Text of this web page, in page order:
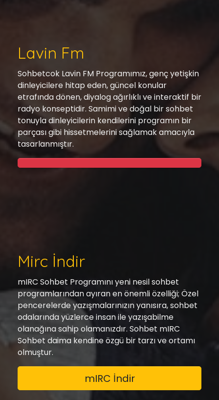
Lavin Fm
Sohbetcok Lavin FM Programımız, genç yetişkin
dinleyicilere hitap eden, güncel konular
etrafında dönen, diyalog ağırlıklı ve interaktif bir
radyo konseptidir. Samimi ve doğal bir sohbet
tonuyla dinleyicilerin kendilerini programın bir
parçası gibi hissetmelerini sağlamak amacıyla
tasarlanmıştır.
Mirc İndir
mIRC Sohbet Programını yeni nesil sohbet
programlarından ayıran en önemli özelliği; Özel
pencerelerde yazışmalarınızın yanısıra, sohbet
odalarında yüzlerce insan ile yazışabilme
olanağına sahip olamanızdır. Sohbet mIRC
Sohbet daima kendine özgü bir tarzı ve ortamı
olmuştur.
mIRC İndir